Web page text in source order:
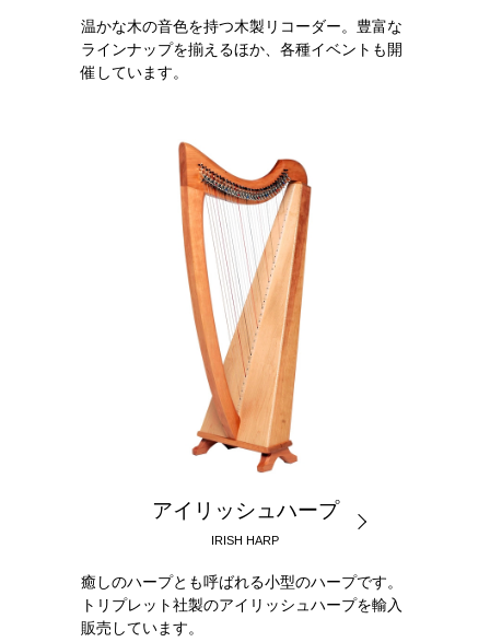
温かな木の音色を持つ木製リコーダー。豊富な
ラインナップを揃えるほか、各種イベントも開
催しています。
アイリッシュハープ
IRISH HARP
癒しのハープとも呼ばれる小型のハープです。
トリプレット社製のアイリッシュハープを輸入
販売しています。